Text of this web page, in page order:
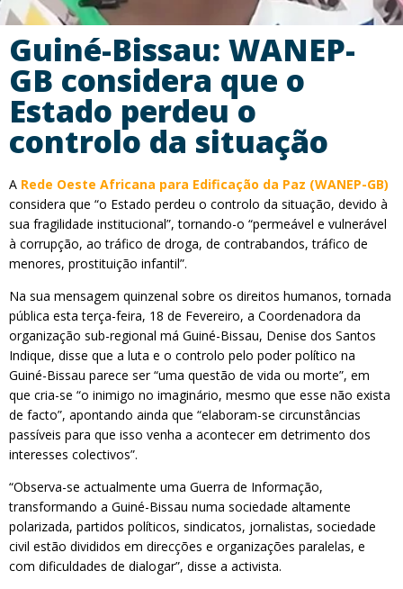
Guiné-Bissau: WANEP-
GB considera que o
Estado perdeu o
controlo da situação
A Rede Oeste Africana para Edificação da Paz (WANEP-GB)
considera que “o Estado perdeu o controlo da situação, devido à
sua fragilidade institucional”, tornando-o “permeável e vulnerável
à corrupção, ao tráfico de droga, de contrabandos, tráfico de
menores, prostituição infantil”.
Na sua mensagem quinzenal sobre os direitos humanos, tornada
pública esta terça-feira, 18 de Fevereiro, a Coordenadora da
organização sub-regional má Guiné-Bissau, Denise dos Santos
Indique, disse que a luta e o controlo pelo poder político na
Guiné-Bissau parece ser “uma questão de vida ou morte”, em
que cria-se “o inimigo no imaginário, mesmo que esse não exista
de facto”, apontando ainda que “elaboram-se circunstâncias
passíveis para que isso venha a acontecer em detrimento dos
interesses colectivos”.
“Observa-se actualmente uma Guerra de Informação,
transformando a Guiné-Bissau numa sociedade altamente
polarizada, partidos políticos, sindicatos, jornalistas, sociedade
civil estão divididos em direcções e organizações paralelas, e
com dificuldades de dialogar”, disse a activista.